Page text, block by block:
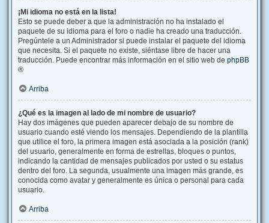
¡Mi idioma no está en la lista!
Esto se puede deber a que la administración no ha instalado el
paquete de su idioma para el foro o nadie ha creado una traducción.
Pregúntele a un Administrador si puede instalar el paquete del idioma
que necesita. Si el paquete no existe, siéntase libre de hacer una
traducción. Puede encontrar más información en el sitio web de phpBB
®
Arriba
¿Qué es la imagen al lado de mi nombre de usuario?
Hay dos imágenes que pueden aparecer debajo de su nombre de
usuario cuando esté viendo los mensajes. Dependiendo de la plantilla
que utilice el foro, la primera imagen está asociada a la posición (rank)
del usuario, generalmente en forma de estrellas, bloques o puntos,
indicando la cantidad de mensajes publicados por usted o su estatus
dentro del foro. La segunda, usualmente una imagen más grande, es
conocida como avatar y generalmente es única o personal para cada
usuario.
Arriba